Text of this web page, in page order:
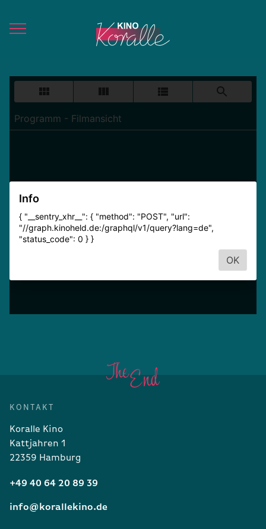
KONTAKT
Koralle Kino
Kattjahren 1
22359 Hamburg
+49 40 64 20 89 39
info@korallekino.de